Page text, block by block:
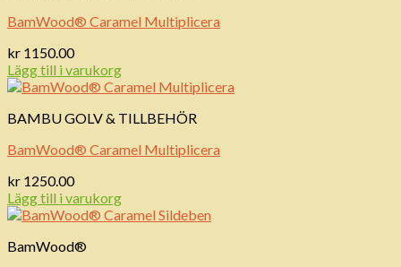
BamWood® Caramel Multiplicera
kr 1150.00
Lägg till i varukorg
BAMBU GOLV & TILLBEHÖR
BamWood® Caramel Multiplicera
kr 1250.00
Lägg till i varukorg
BamWood®